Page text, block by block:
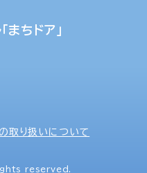
ちドア」
取り扱いについて
reserved.